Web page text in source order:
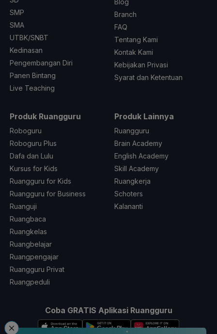
SMP
SMA
UTBK/SNBT
Kedinasan
Pengembangan Diri
Panen Bintang
Live Teaching
Branch
FAQ
Tentang Kami
Kontak Kami
Kebijakan Privasi
Syarat dan Ketentuan
Produk Ruangguru
Roboguru
Roboguru Plus
Dafa dan Lulu
Kursus for Kids
Ruangguru for Kids
Ruangguru for Business
Ruanguji
Ruangbaca
Ruangkelas
Ruangbelajar
Ruangpengajar
Ruangguru Privat
Ruangpeduli
Produk Lainnya
Ruangguru
Brain Academy
English Academy
Skill Academy
Ruangkerja
Schoters
Kalananti
Coba GRATIS Aplikasi Ruangguru